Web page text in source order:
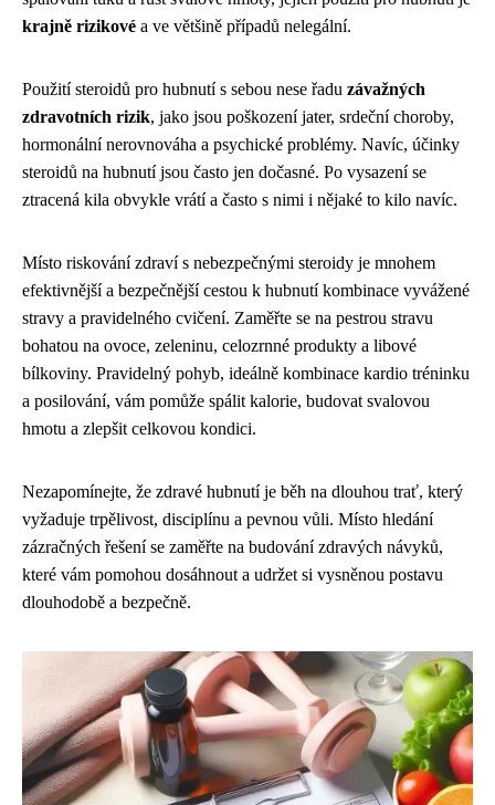
krajně rizikové a ve většině případů nelegální.
Použití steroidů pro hubnutí s sebou nese řadu závažných
zdravotních rizik, jako jsou poškození jater, srdeční choroby,
hormonální nerovnováha a psychické problémy. Navíc, účinky
steroidů na hubnutí jsou často jen dočasné. Po vysazení se
ztracená kila obvykle vrátí a často s nimi i nějaké to kilo navíc.
Místo riskování zdraví s nebezpečnými steroidy je mnohem
efektivnější a bezpečnější cestou k hubnutí kombinace vyvážené
stravy a pravidelného cvičení. Zaměřte se na pestrou stravu
bohatou na ovoce, zeleninu, celozrnné produkty a libové
bílkoviny. Pravidelný pohyb, ideálně kombinace kardio tréninku
a posilování, vám pomůže spálit kalorie, budovat svalovou
hmotu a zlepšit celkovou kondici.
Nezapomínejte, že zdravé hubnutí je běh na dlouhou trať, který
vyžaduje trpělivost, disciplínu a pevnou vůli. Místo hledání
zázračných řešení se zaměřte na budování zdravých návyků,
které vám pomohou dosáhnout a udržet si vysněnou postavu
dlouhodobě a bezpečně.